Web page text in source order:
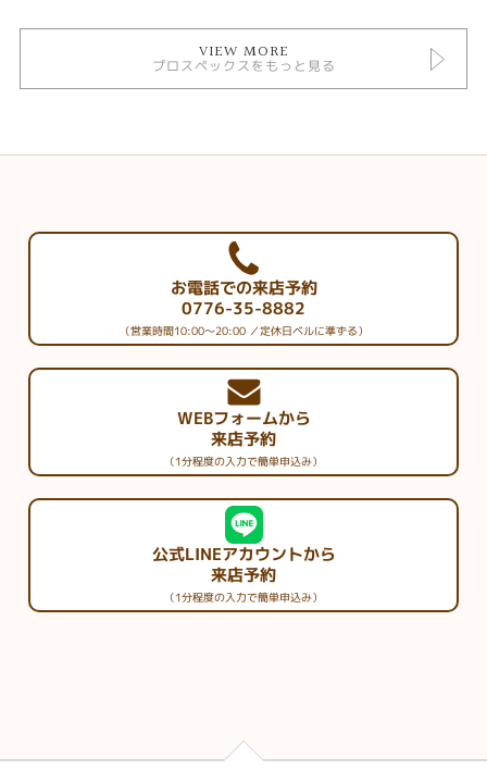
VIEW MORE
プロスペックスをもっと見る
お電話での来店予約
0776-35-8882
（営業時間10:00～20:00 ／定休日ベルに準ずる）
WEBフォームから
来店予約
（1分程度の入力で簡単申込み）
公式LINEアカウントから
来店予約
（1分程度の入力で簡単申込み）